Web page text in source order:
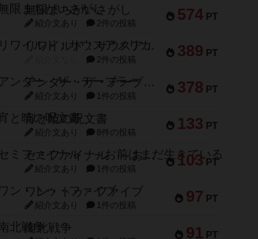
574 PT
無限まちがいさがし
紹介文あり 2件の投稿
389 PT
リワイルド：サウスアメリカ
2件の投稿
378 PT
アンダー・ザ・テーブラー
紹介文あり 1件の投稿
133 PT
宵と暁の呪文書
紹介文あり 8件の投稿
103 PT
セミファイナル ～お前はまだ生きている～
紹介文あり 1件の投稿
97 PT
ワン・トゥ・ファイブ
紹介文あり 1件の投稿
91 PT
南北戦争